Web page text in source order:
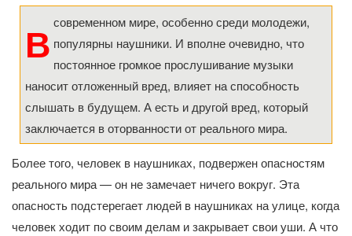
В современном мире, особенно среди молодежи,
популярны наушники. И вполне очевидно, что
постоянное громкое прослушивание музыки
наносит отложенный вред, влияет на способность
слышать в будущем. А есть и другой вред, который
заключается в оторванности от реального мира.
Более того, человек в наушниках, подвержен опасностям
реального мира — он не замечает ничего вокруг. Эта
опасность подстерегает людей в наушниках на улице, когда
человек ходит по своим делам и закрывает свои уши. А что